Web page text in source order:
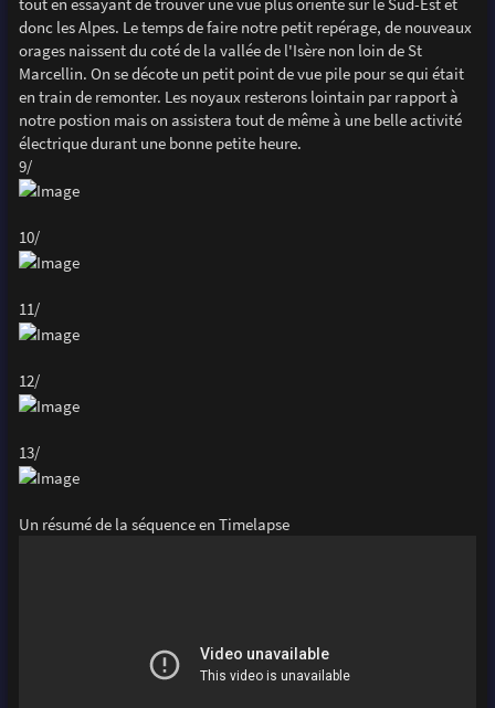
donc les Alpes. Le temps de faire notre petit repérage, de nouveaux
orages naissent du coté de la vallée de l'Isère non loin de St
Marcellin. On se décote un petit point de vue pile pour se qui était
en train de remonter. Les noyaux resterons lointain par rapport à
notre postion mais on assistera tout de même à une belle activité
électrique durant une bonne petite heure.
9/
10/
11/
12/
13/
Un résumé de la séquence en Timelapse